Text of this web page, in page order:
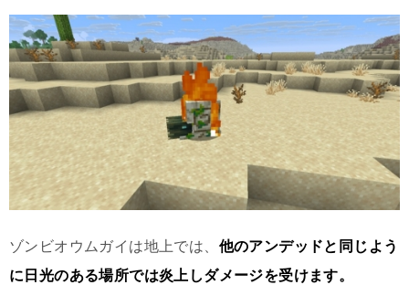
ゾンビオウムガイは地上では、 他のアンデッドと同じよう
に日光のある場所では炎上しダメージを受けます。